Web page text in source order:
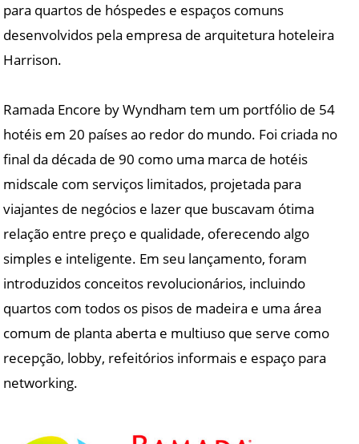
para quartos de hóspedes e espaços comuns
desenvolvidos pela empresa de arquitetura hoteleira
Harrison.
Ramada Encore by Wyndham tem um portfólio de 54
hotéis em 20 países ao redor do mundo. Foi criada no
final da década de 90 como uma marca de hotéis
midscale com serviços limitados, projetada para
viajantes de negócios e lazer que buscavam ótima
relação entre preço e qualidade, oferecendo algo
simples e inteligente. Em seu lançamento, foram
introduzidos conceitos revolucionários, incluindo
quartos com todos os pisos de madeira e uma área
comum de planta aberta e multiuso que serve como
recepção, lobby, refeitórios informais e espaço para
networking.